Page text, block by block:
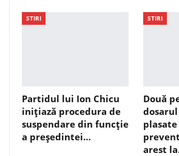
STIRI
Partidul lui Ion Chicu
inițiază procedura de
suspendare din funcție
a președintei…
STIRI
Două
arest